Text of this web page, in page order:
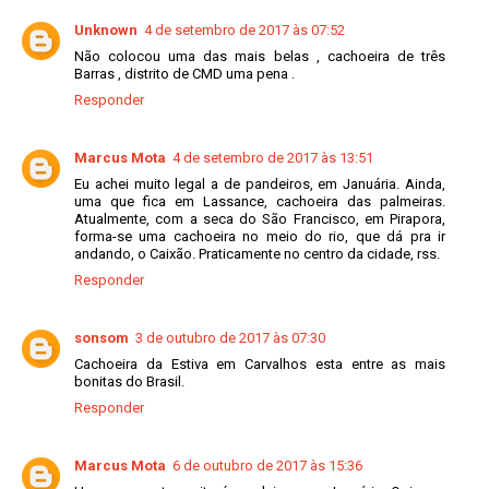
Unknown 4 de setembro de 2017 às 07:52
Não colocou uma das mais belas , cachoeira de três
Barras , distrito de CMD uma pena .
Responder
Marcus Mota 4 de setembro de 2017 às 13:51
Eu achei muito legal a de pandeiros, em Januária. Ainda,
uma que fica em Lassance, cachoeira das palmeiras.
Atualmente, com a seca do São Francisco, em Pirapora,
forma-se uma cachoeira no meio do rio, que dá pra ir
andando, o Caixão. Praticamente no centro da cidade, rss.
Responder
sonsom 3 de outubro de 2017 às 07:30
Cachoeira da Estiva em Carvalhos esta entre as mais
bonitas do Brasil.
Responder
Marcus Mota 6 de outubro de 2017 às 15:36